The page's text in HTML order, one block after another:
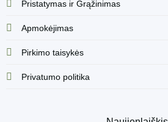
Pristatymas ir Grąžinimas
Apmokėjimas
Pirkimo taisykės
Privatumo politika